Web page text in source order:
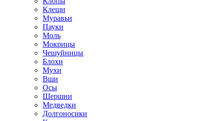
Клещи
Муравьи
Пауки
Моль
Мокрицы
Чешуйницы
Блохи
Мухи
Вши
Осы
Шершни
Медведки
Долгоносики